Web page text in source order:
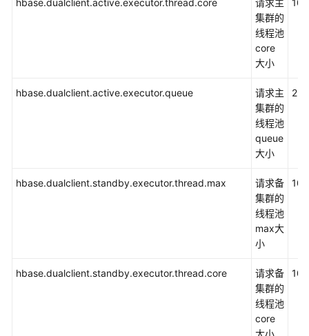
开
模
指
hbase.dualclient.active.executor.thread.core
请求主
集群的
线程池
core
大小
100
hbase.dualclient.active.executor.queue
请求主
集群的
线程池
queue
大小
256
hbase.dualclient.standby.executor.thread.max
请求备
集群的
线程池
max大
小
100
hbase.dualclient.standby.executor.thread.core
请求备
集群的
线程池
core
大小
100